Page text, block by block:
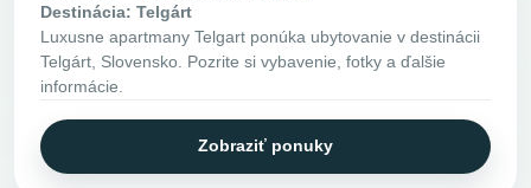
Destinácia: Telgárt
Luxusne apartmany Telgart ponúka ubytovanie v destinácii
Telgárt, Slovensko. Pozrite si vybavenie, fotky a ďalšie
informácie.
Zobraziť ponuky